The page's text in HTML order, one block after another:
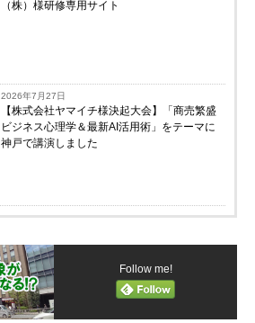
（株）様研修専用サイト
2026年7月27日
【株式会社ヤマイチ様決起大会】「商売繁盛
ビジネス心理学＆最新AI活用術」をテーマに
神戸で講演しました
Follow me!